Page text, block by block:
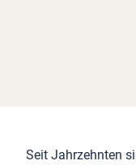
Seit Jahrzehnten